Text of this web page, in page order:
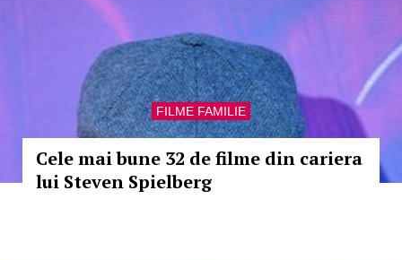
FILME FAMILIE
Cele mai bune 32 de filme din cariera
lui Steven Spielberg